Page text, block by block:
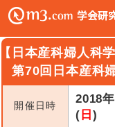
日本産科婦人科学
第70回日本産科
開催日時
2018
( 日 )